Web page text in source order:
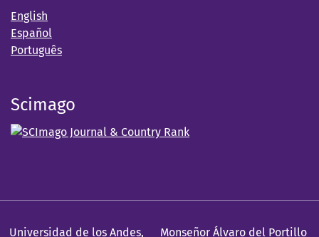
English
Español
Português
Scimago
Universidad de los Andes, Monseñor Álvaro del Portillo